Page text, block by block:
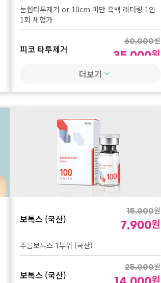
내맘대로 윤곽정리
3,000,000원
1,900,000
or 쥬베룩 볼륨 or 힐로웨이브 or 레디어스 or
눈썹타투제거 or 10cm 미만 흑백 레터링 1인
1회 체험가
피코 타투제거
60,000원
35,000원
500원 동전 사이즈 타투제거 1인 1회 체험가
피코 타투제거
원
명함 1장 사이즈 타투제거 1인 1회 체험가
피코 타투제거
70,000
명함 2장 사이즈 타투제거 1인 1회 체험가
타투제거
150,000원
90,000원
A6 크기 타투제거 1인 1회 체험가
타투제거
200,000원
120,000원
더보기
보톡스 (국산)
15,000원
7,900원
주름보톡스 1부위 (국산)
보톡스 (국산)
25,000원
원